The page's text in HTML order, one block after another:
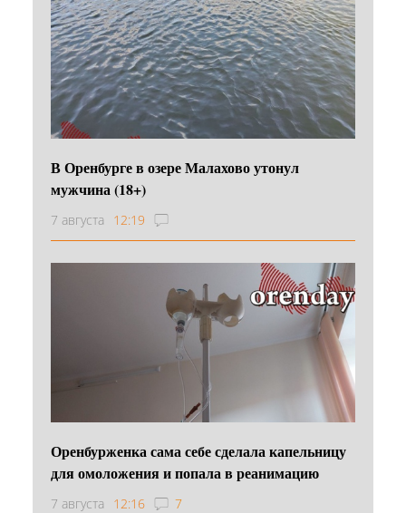
В Оренбурге в озере Малахово утонул
мужчина (18+)
7 августа 12:19
Оренбурженка сама себе сделала капельницу
для омоложения и попала в реанимацию
7 августа 12:16 7